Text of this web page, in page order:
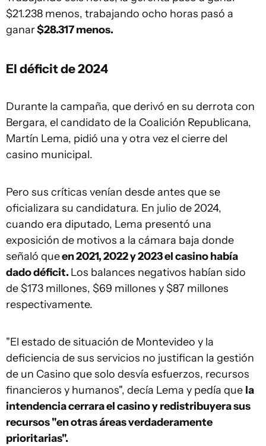
$21.238 menos, trabajando ocho horas pasó a
ganar$28.317 menos.
El déficit de 2024
Durante la campaña, que derivó en su derrota con
Bergara, el candidato de la Coalición Republicana,
Martín Lema, pidió una y otra vez el cierre del
casino municipal.
Pero sus críticas venían desde antes que se
oficializara su candidatura. En julio de 2024,
cuando era diputado, Lema presentó una
exposición de motivos a la cámara baja donde
señaló queen 2021, 2022 y 2023 el casino había
dado déficit. Los balances negativos habían sido
de $173 millones, $69 millones y $87 millones
respectivamente.
"El estado de situación de Montevideo y la
deficiencia de sus servicios no justifican la gestión
de un Casino que solo desvía esfuerzos, recursos
financieros y humanos", decía Lema y pedía que la
intendencia cerrara el casino y redistribuyera sus
recursos "en otras áreas verdaderamente
prioritarias".